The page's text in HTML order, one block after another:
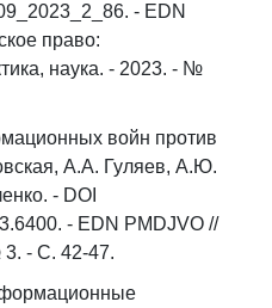
- EDN
право:
наука. - 2023. - №
войн против
А.А. Гуляев, А.Ю.
- DOI
- EDN PMDJVO //
- С. 42-47.